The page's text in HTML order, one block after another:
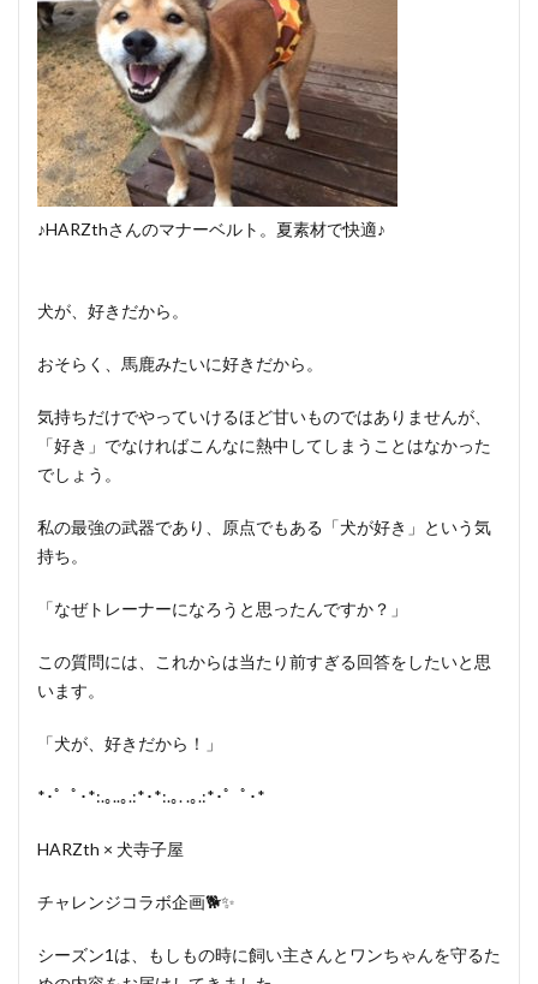
♪HARZthさんのマナーベルト。夏素材で快適♪
犬が、好きだから。
おそらく、馬鹿みたいに好きだから。
気持ちだけでやっていけるほど甘いものではありませんが、
「好き」でなければこんなに熱中してしまうことはなかった
でしょう。
私の最強の武器であり、原点でもある「犬が好き」という気
持ち。
「なぜトレーナーになろうと思ったんですか？」
この質問には、これからは当たり前すぎる回答をしたいと思
います。
「犬が、好きだから！」
*･゜ﾟ･*:.｡..｡.:*･*:.｡. .｡.:*･゜ﾟ･*
HARZth × 犬寺子屋
チャレンジコラボ企画🐕✨
シーズン1は、もしもの時に飼い主さんとワンちゃんを守るた